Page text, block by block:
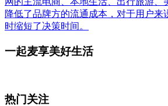
降低了品牌方的流通成本，对于用户来
时缩短了决策时间。
一起麦享美好生活
热门关注